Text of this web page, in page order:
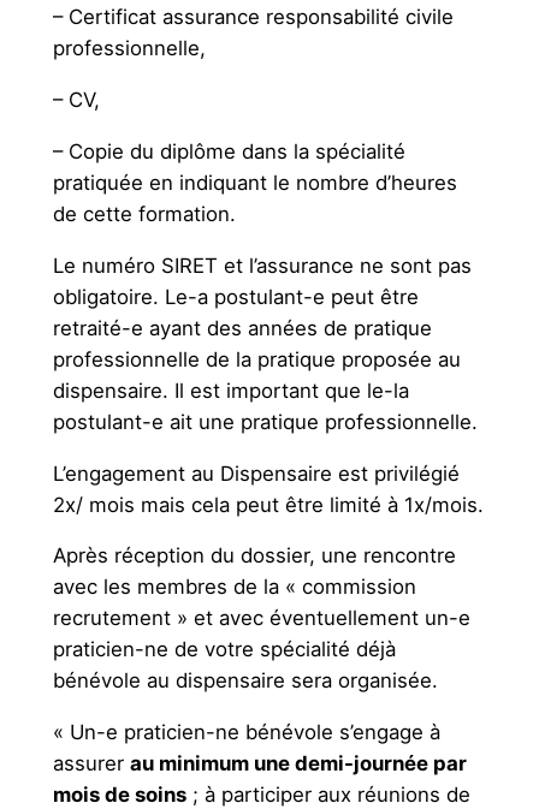
– Certificat assurance responsabilité civile
professionnelle,
– CV,
– Copie du diplôme dans la spécialité
pratiquée en indiquant le nombre d’heures
de cette formation.
Le numéro SIRET et l’assurance ne sont pas
obligatoire. Le-a postulant-e peut être
retraité-e ayant des années de pratique
professionnelle de la pratique proposée au
dispensaire. Il est important que le-la
postulant-e ait une pratique professionnelle.
L’engagement au Dispensaire est privilégié
2x/ mois mais cela peut être limité à 1x/mois.
Après réception du dossier, une rencontre
avec les membres de la « commission
recrutement » et avec éventuellement un-e
praticien-ne de votre spécialité déjà
bénévole au dispensaire sera organisée.
« Un-e praticien-ne bénévole s’engage à
assurer au minimum une demi-journée par
mois de soins; à participer aux réunions de